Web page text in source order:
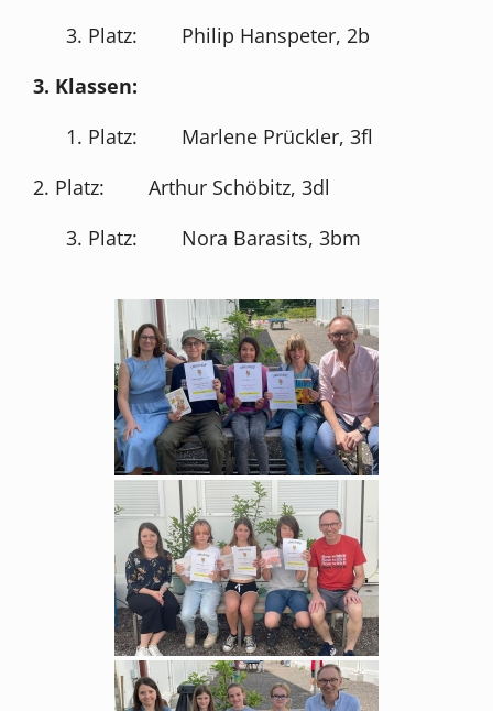
3. Platz: Philip Hanspeter, 2b
3. Klassen:
1. Platz: Marlene Prückler, 3fl
2. Platz: Arthur Schöbitz, 3dl
3. Platz: Nora Barasits, 3bm